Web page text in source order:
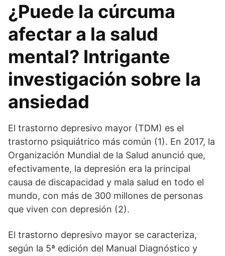
¿Puede la cúrcuma
afectar a la salud
mental? Intrigante
investigación sobre la
ansiedad
El trastorno depresivo mayor (TDM) es el
trastorno psiquiátrico más común (1). En 2017, la
Organización Mundial de la Salud anunció que,
efectivamente, la depresión era la principal
causa de discapacidad y mala salud en todo el
mundo, con más de 300 millones de personas
que viven con depresión (2).
El trastorno depresivo mayor se caracteriza,
según la 5ª edición del Manual Diagnóstico y